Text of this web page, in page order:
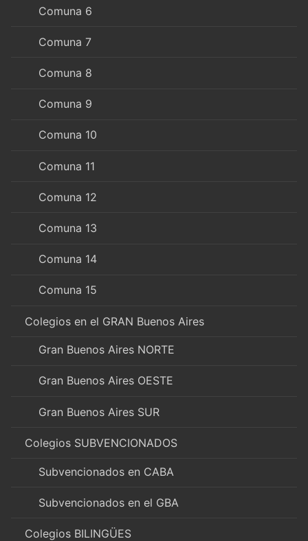
Comuna 6
Comuna 7
Comuna 8
Comuna 9
Comuna 10
Comuna 11
Comuna 12
Comuna 13
Comuna 14
Comuna 15
Colegios en el GRAN Buenos Aires
Gran Buenos Aires NORTE
Gran Buenos Aires OESTE
Gran Buenos Aires SUR
Colegios SUBVENCIONADOS
Subvencionados en CABA
Subvencionados en el GBA
Colegios BILINGÜES